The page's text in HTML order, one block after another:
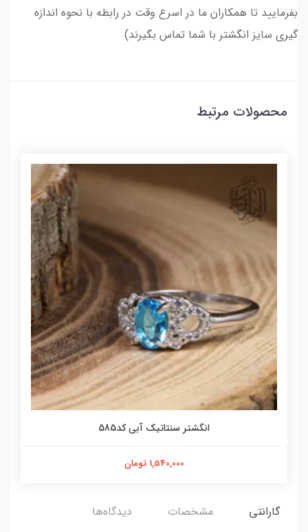
بفرمایید تا همکاران ما در اسرع وقت در رابطه با نحوه اندازه
گیری سایز انگشتر با شما تماس بگیرند)
محصولات مرتبط
انگشتر سنتاتیک آبی کد585
1,540,000 تومان
گارانتی مشخصات دیدگاه‌ها